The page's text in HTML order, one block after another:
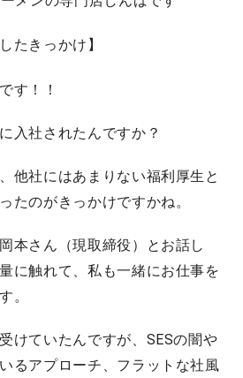
たきっかけ】
す！！
社されたんですか？
他社にはあまりない福利厚生と
たのがきっかけですかね。
本さん（現取締役）とお話し
に触れて、私も一緒にお仕事を
。
けていたんですが、SESの闇や
るアプローチ、フラットな社風